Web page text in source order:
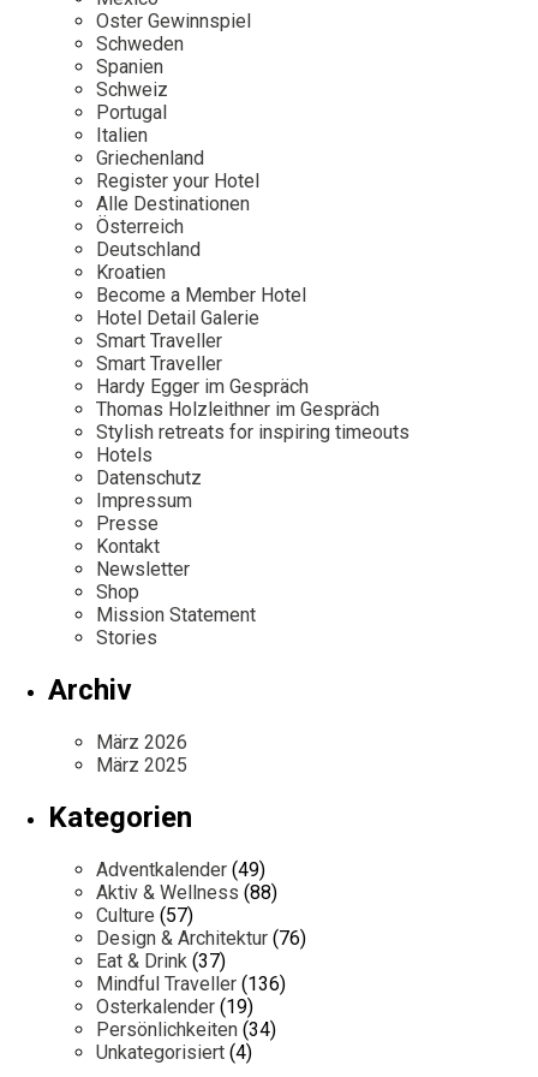
Mexico
Niederlande
Österreich
Portugal
Schweden
Spanien
Schweiz
Persönlichkeiten
Our Story
Career
Kontakt
Impressum
Oster Gewinnspiel
Schweden
Spanien
Schweiz
Portugal
Italien
Griechenland
Register your Hotel
Alle Destinationen
Österreich
Deutschland
Kroatien
Become a Member Hotel
Hotel Detail Galerie
Smart Traveller
Smart Traveller
Hardy Egger im Gespräch
Thomas Holzleithner im Gespräch
Stylish retreats for inspiring timeouts
Hotels
Datenschutz
Impressum
Presse
Kontakt
Newsletter
Shop
Mission Statement
Stories
Archiv
März 2026
März 2025
Kategorien
Adventkalender (49)
Aktiv & Wellness (88)
Culture (57)
Design & Architektur (76)
Eat & Drink (37)
Mindful Traveller (136)
Osterkalender (19)
Persönlichkeiten (34)
Unkategorisiert (4)